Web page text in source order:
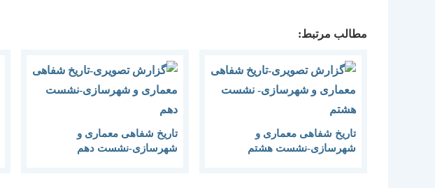
مطالب مرتبط:
تاریخ شفاهی معماری و
شهرسازی-نشست هشتم
تاریخ شفاهی معماری و
شهرسازی-نشست دهم